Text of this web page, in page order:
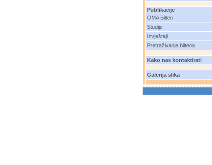
Publikacije
OMA Bilten
Studije
Izvještaji
Pretraživanje biltena
Kako nas kontaktirati
Galerija slika